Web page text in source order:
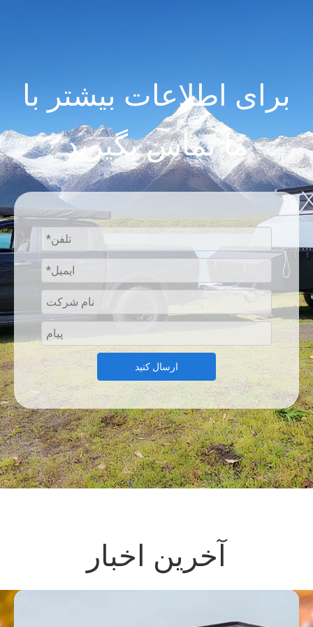
برای اطلاعات بیشتر با
ما تماس بگیرید
ارسال کنید
آخرین اخبار